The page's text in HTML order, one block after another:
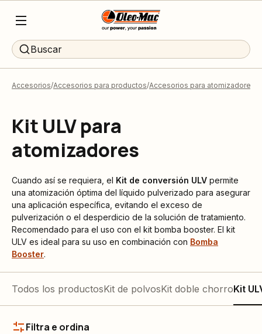
Buscar
Accesorios Accesorios para productos Accesorios para atomizadores
Kit ULV para
atomizadores
Cuando así se requiera, el Kit de conversión ULV permite
una atomización óptima del líquido pulverizado para asegurar
una aplicación específica, evitando el exceso de
pulverización o el desperdicio de la solución de tratamiento.
Recomendado para el uso con el kit bomba booster. El kit
ULV es ideal para su uso en combinación con Bomba
Booster.
Todos los productosKit de polvosKit doble chorroKit
Filtra e ordina